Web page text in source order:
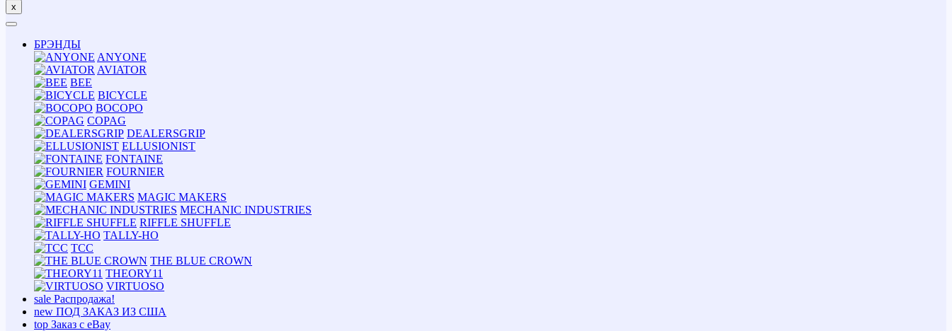
x
БРЭНДЫ
ANYONE
AVIATOR
BEE
BICYCLE
BOCOPO
COPAG
DEALERSGRIP
ELLUSIONIST
FONTAINE
FOURNIER
GEMINI
MAGIC MAKERS
MECHANIC INDUSTRIES
RIFFLE SHUFFLE
TALLY-HO
TCC
THE BLUE CROWN
THEORY11
VIRTUOSO
sale Распродажа!
new ПОД ЗАКАЗ ИЗ США
top Заказ с eBay